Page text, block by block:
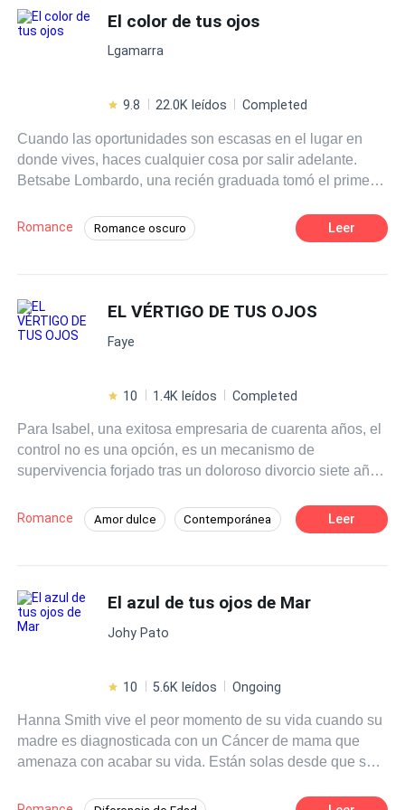
El color de tus ojos
Lgamarra
9.8 22.0K leídos Completed
Cuando las oportunidades son escasas en el lugar en
donde vives, haces cualquier cosa por salir adelante.
Betsabe Lombardo, una recién graduada tomó el primer
entrevista de trabajo al otro lado del mundo. Solo que no
sabía que ese mundo se pondría de cabeza cuando
conglomerado mas grande la zona. Querrá jugar sin
involucrar sentimientos, pero no esperaba toparse en el
camino a alguien que non se rendirá ante sus pies.
Romance Romance oscuro
CEO
Leer
EL VÉRTIGO DE TUS OJOS
Faye
10 1.4K leídos Completed
Para Isabel, una exitosa empresaria de cuarenta años, el
control no es una opción, es un mecanismo de
supervivencia forjado tras un doloroso divorcio siete años
mundo perfectamente ordenado es literalmente salpicado
por Jared, un carismático empresario cuyo encuentro
vertiginoso, lleno de ingenio y una química innegable que
la obliga a confrontar su pasado, encarnado en su
exnovio Alexis, el hombre que le ofreció "paz" y
profundiza, los obstáculos se multiplican: desde la hostil
madre de Jared, hasta el descubrimiento de que un
proyecto profesional clave la obligará a trabajar
directamente con Alexis. Una mentira piadosa de Jared,
pensada para "protegerla", amenaza con destruir su
miedo a que un hombre vuelva a decidir por ella.
Romance Amor dulce Contemporánea
Segunda Oportunidad
Leer
El azul de tus ojos de Mar
Johy Pato
10 5.6K leídos Ongoing
Hanna Smith vive el peor momento de su vida cuando su
madre es diagnosticada con un Cáncer de mama que
amenaza con acabar su vida. Están solas desde que sus
uno con sus familias. Recién graduada como Arquitecta e